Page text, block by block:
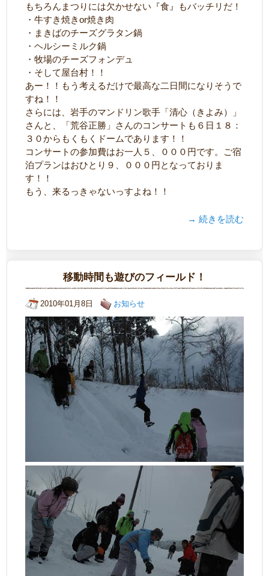
もちろんまつりには欠かせない『食』もバッチリだ！
・牛すき焼きor焼き肉
・まきばのチーズグラタン鍋
・ヘルシーミルク鍋
・牧場のチーズフォンデュ
・そして屋台村！！
あー！！もう考えるだけで最高な二日間になりそうで
すね！！
さらには、岩手のマンドリン歌手「清心（きよみ）」
さんと、「荒谷正勝」さんのコンサートも６日１８：
３０からもくもくドームであります！！
コンサートの参加費はお一人５、０００円です。ご宿
泊プランはおひとり９、０００円となっておりま
す！！
もう、来るっきゃないっすよね！！
→ 続きを読む
移動時間も遊びのフィールド！
2010年01月8日 お知らせ